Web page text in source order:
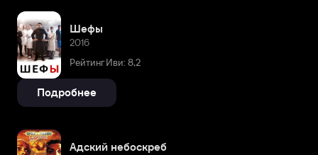
Шефы
2016
Рейтинг Иви: 8,2
Подробнее
Адский небоскреб